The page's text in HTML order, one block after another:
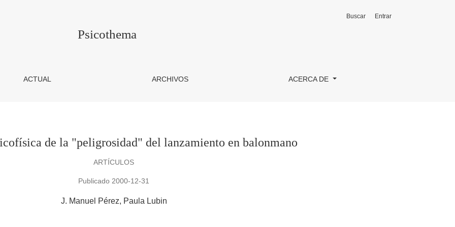
del lanzamiento en balonmano
Psicothema
ACTUAL ARCHIVOS ACERCA DE
Buscar Entrar
de la "peligrosidad" del lanzamiento en balonmano
ARTÍCULOS
Publicado 2000-12-31
J. Manuel Pérez Paula Lubin